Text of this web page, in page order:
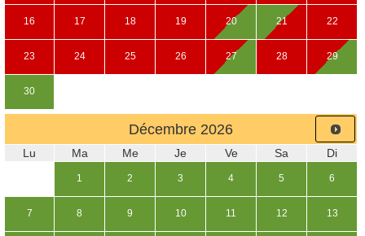
16 17 18 19 20 21 22
23 24 25 26 27 28 29
30
Décembre 2026
Lu Ma Me Je Ve Sa Di
1 2 3 4 5 6
7 8 9 10 11 12 13